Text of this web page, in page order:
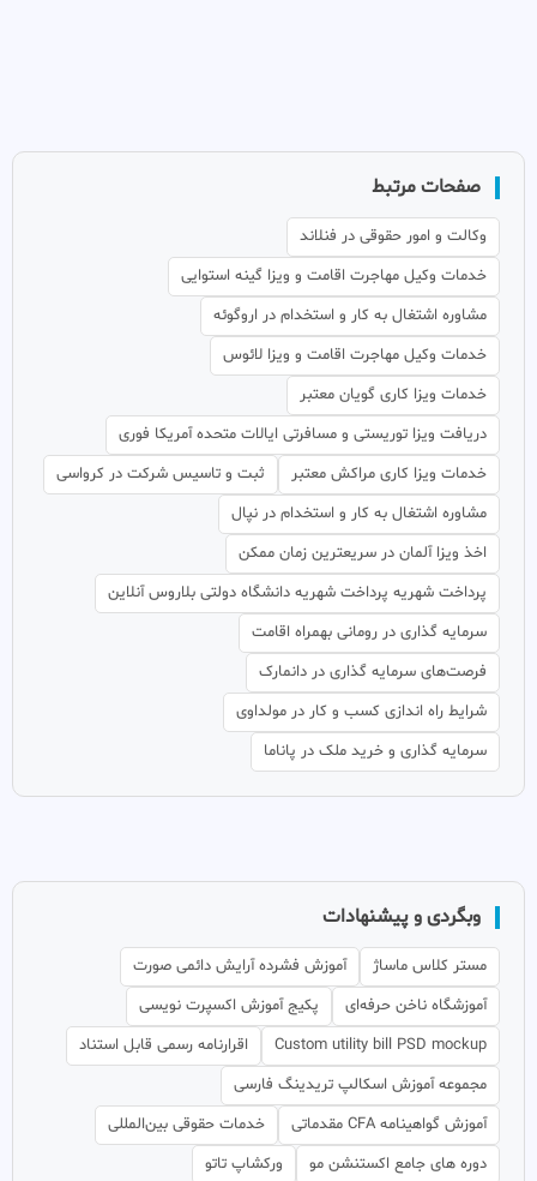
صفحات مرتبط
وکالت و امور حقوقی در فنلاند
خدمات وکیل مهاجرت اقامت و ویزا گینه استوایی
مشاوره اشتغال به کار و استخدام در اروگوئه
خدمات وکیل مهاجرت اقامت و ویزا لائوس
خدمات ویزا کاری گویان معتبر
دریافت ویزا توریستی و مسافرتی ایالات متحده آمریکا فوری
خدمات ویزا کاری مراکش معتبر
ثبت و تاسیس شرکت در کرواسی
مشاوره اشتغال به کار و استخدام در نپال
اخذ ویزا آلمان در سریعترین زمان ممکن
پرداخت شهریه پرداخت شهریه دانشگاه دولتی بلاروس آنلاین
سرمایه گذاری در رومانی بهمراه اقامت
فرصت‌های سرمایه گذاری در دانمارک
شرایط راه اندازی کسب و کار در مولداوی
سرمایه گذاری و خرید ملک در پاناما
وبگردی و پیشنهادات
مستر کلاس ماساژ
آموزش فشرده آرایش دائمی صورت
آموزشگاه ناخن حرفه‌ای
پکیج آموزش اکسپرت نویسی
Custom utility bill PSD mockup
اقرارنامه رسمی قابل استناد
مجموعه آموزش اسکالپ تریدینگ فارسی
آموزش گواهینامه CFA مقدماتی
خدمات حقوقی بین‌المللی
دوره های جامع اکستنشن مو
ورکشاپ تاتو